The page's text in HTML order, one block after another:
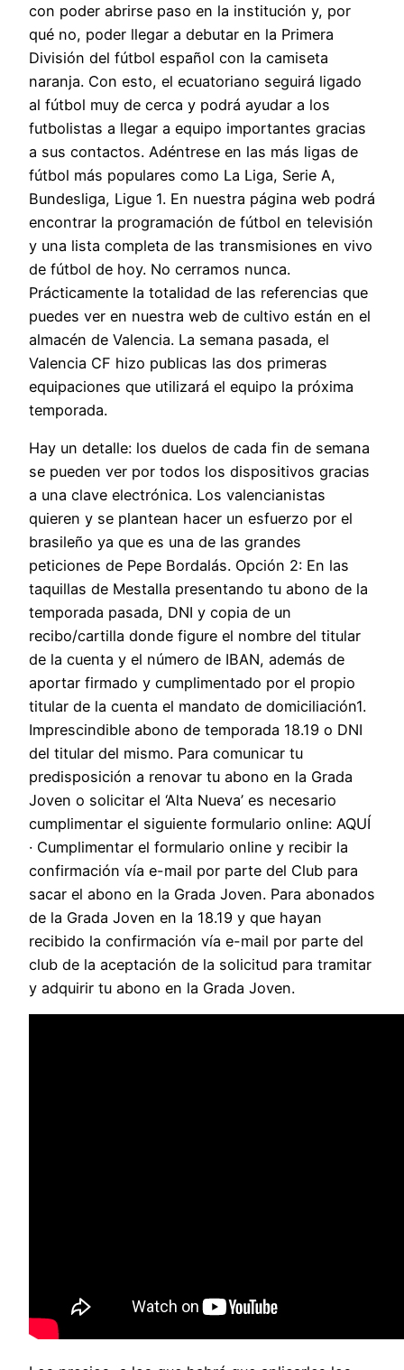
con poder abrirse paso en la institución y, por
qué no, poder llegar a debutar en la Primera
División del fútbol español con la camiseta
naranja. Con esto, el ecuatoriano seguirá ligado
al fútbol muy de cerca y podrá ayudar a los
futbolistas a llegar a equipo importantes gracias
a sus contactos. Adéntrese en las más ligas de
fútbol más populares como La Liga, Serie A,
Bundesliga, Ligue 1. En nuestra página web podrá
encontrar la programación de fútbol en televisión
y una lista completa de las transmisiones en vivo
de fútbol de hoy. No cerramos nunca.
Prácticamente la totalidad de las referencias que
puedes ver en nuestra web de cultivo están en el
almacén de Valencia. La semana pasada, el
Valencia CF hizo publicas las dos primeras
equipaciones que utilizará el equipo la próxima
temporada.
Hay un detalle: los duelos de cada fin de semana
se pueden ver por todos los dispositivos gracias
a una clave electrónica. Los valencianistas
quieren y se plantean hacer un esfuerzo por el
brasileño ya que es una de las grandes
peticiones de Pepe Bordalás. Opción 2: En las
taquillas de Mestalla presentando tu abono de la
temporada pasada, DNI y copia de un
recibo/cartilla donde figure el nombre del titular
de la cuenta y el número de IBAN, además de
aportar firmado y cumplimentado por el propio
titular de la cuenta el mandato de domiciliación1.
Imprescindible abono de temporada 18.19 o DNI
del titular del mismo. Para comunicar tu
predisposición a renovar tu abono en la Grada
Joven o solicitar el ‘Alta Nueva’ es necesario
cumplimentar el siguiente formulario online: AQUÍ
· Cumplimentar el formulario online y recibir la
confirmación vía e-mail por parte del Club para
sacar el abono en la Grada Joven. Para abonados
de la Grada Joven en la 18.19 y que hayan
recibido la confirmación vía e-mail por parte del
club de la aceptación de la solicitud para tramitar
y adquirir tu abono en la Grada Joven.